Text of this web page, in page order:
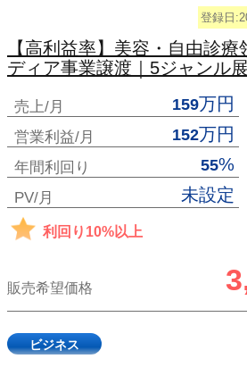
登録日
【高利益率】美容・自由診療
ディア事業譲渡｜5ジャンル
売上/月 159万円
営業利益/月 152万円
年間利回り 55%
PV/月 未設定
利回り10%以上
販売希望価格
ビジネス